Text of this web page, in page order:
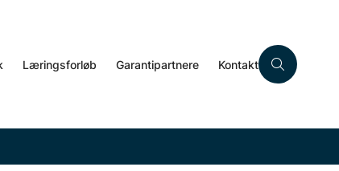
Læringsforløb Garantipartnere Kontakt